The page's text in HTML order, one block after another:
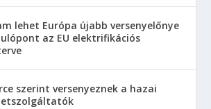
lehet Európa újabb versenyelőnye
az EU elektrifikációs
szerint versenyeznek a hazai